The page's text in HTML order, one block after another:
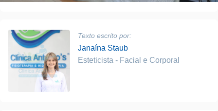
Texto escrito por:
Janaína Staub
Esteticista - Facial e Corporal